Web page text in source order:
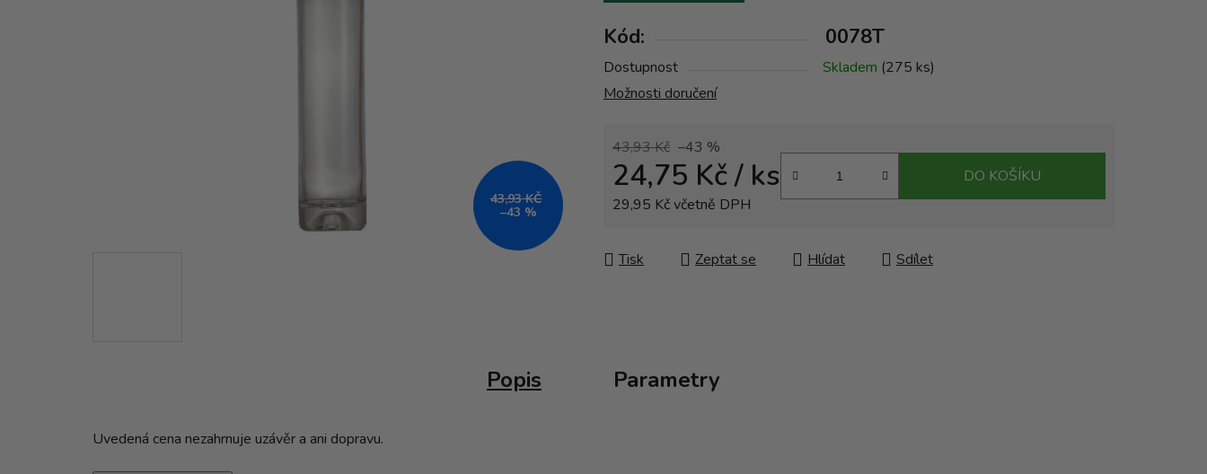
Kód: 0078T
Dostupnost Skladem (275 ks)
Možnosti doručení
43,93 Kč –43 %
24,75 Kč/ ks
29,95 Kč včetně DPH
DO KOŠÍKU
Tisk Zeptat se Hlídat Sdílet
43,93 KČ
–43 %
Popis Parametry
Uvedená cena nezahrnuje uzávěr a ani dopravu.